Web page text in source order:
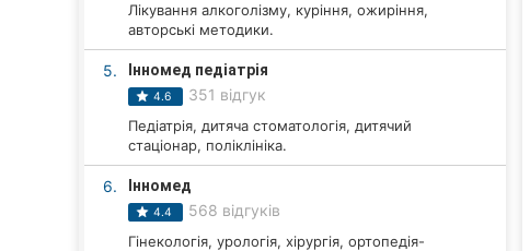
Кропивницький
Лікування алкоголізму, куріння, ожиріння,
авторські методики.
5. Інномед педіатрія
4.6 351 відгук
Педіатрія, дитяча стоматологія, дитячий
стаціонар, поліклініка.
6. Інномед
4.4 568 відгуків
Гінекологія, урологія, хірургія, ортопедія-